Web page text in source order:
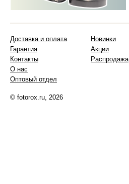
Доставка и оплата
Гарантия
Контакты
О нас
Оптовый отдел
Новинки
Акции
Распродажа
© fotorox.ru, 2026